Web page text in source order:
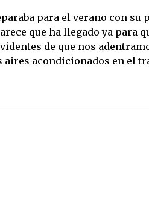
para el verano con su
que ha llegado ya para
de que nos
acondicionados en el